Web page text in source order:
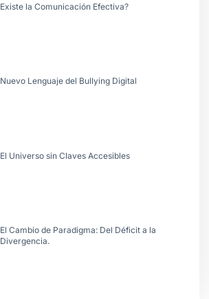
Existe la Comunicación Efectiva?
Nuevo Lenguaje del Bullying Digital
El Universo sin Claves Accesibles
El Cambio de Paradigma: Del Déficit a la
Divergencia.